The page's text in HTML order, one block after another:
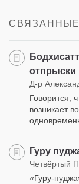
СВЯЗАННЫЕ
отпрыски
Д-р
Говорится,
возникает
Гуру
Четвёртый
«Гуру-